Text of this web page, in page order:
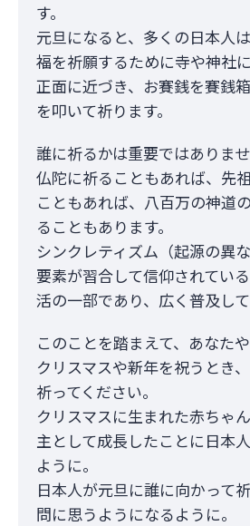
す。
元旦になると、多くの日本人
福を祈願するために寺や神社に
正面に近づき、お賽銭を賽銭
を叩いて祈ります。
誰に祈るかは重要ではありませ
仏陀に祈ることもあれば、先
こともあれば、八百万の神道
ることもあります。
シンクレティズム（起源の異
要素が習合して信仰されてい
活の一部であり、広く普及して
このことを踏まえて、あなた
クリスマスや新年を祝うとき
祈ってください。
クリスマスに生まれた赤ちゃ
主として成長したことに日本
ように。
日本人が元旦に誰に向かって
問に思うようになるように。